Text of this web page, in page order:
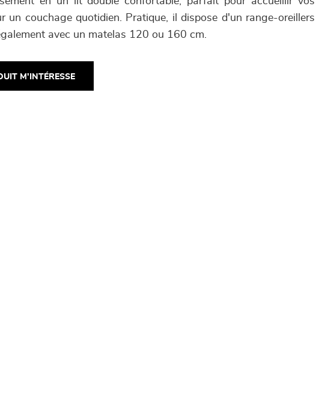
un couchage quotidien. Pratique, il dispose d'un range-oreillers
avec un matelas 120 ou 160 cm.
M'INTÉRESSE